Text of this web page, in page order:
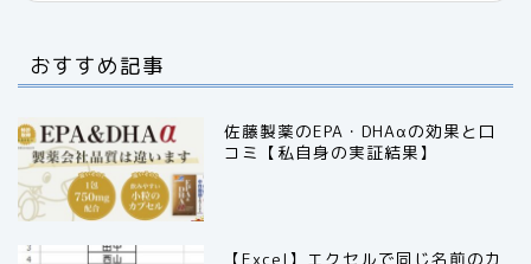
おすすめ記事
佐藤製薬のEPA・DHAαの効果と口
コミ【私自身の実証結果】
【Excel】エクセルで同じ名前のカ